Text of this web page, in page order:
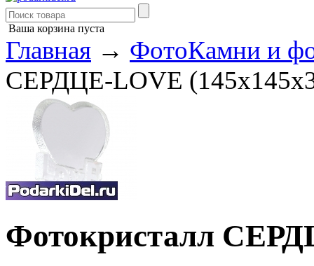
Ваша корзина пуста
Главная → ФотоКамни и
СЕРДЦЕ-LOVE
Фотокристалл